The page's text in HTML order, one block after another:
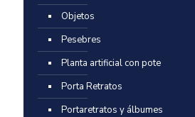
Objetos
Pesebres
Planta artificial con pote
Porta Retratos
Portaretratos y álbumes